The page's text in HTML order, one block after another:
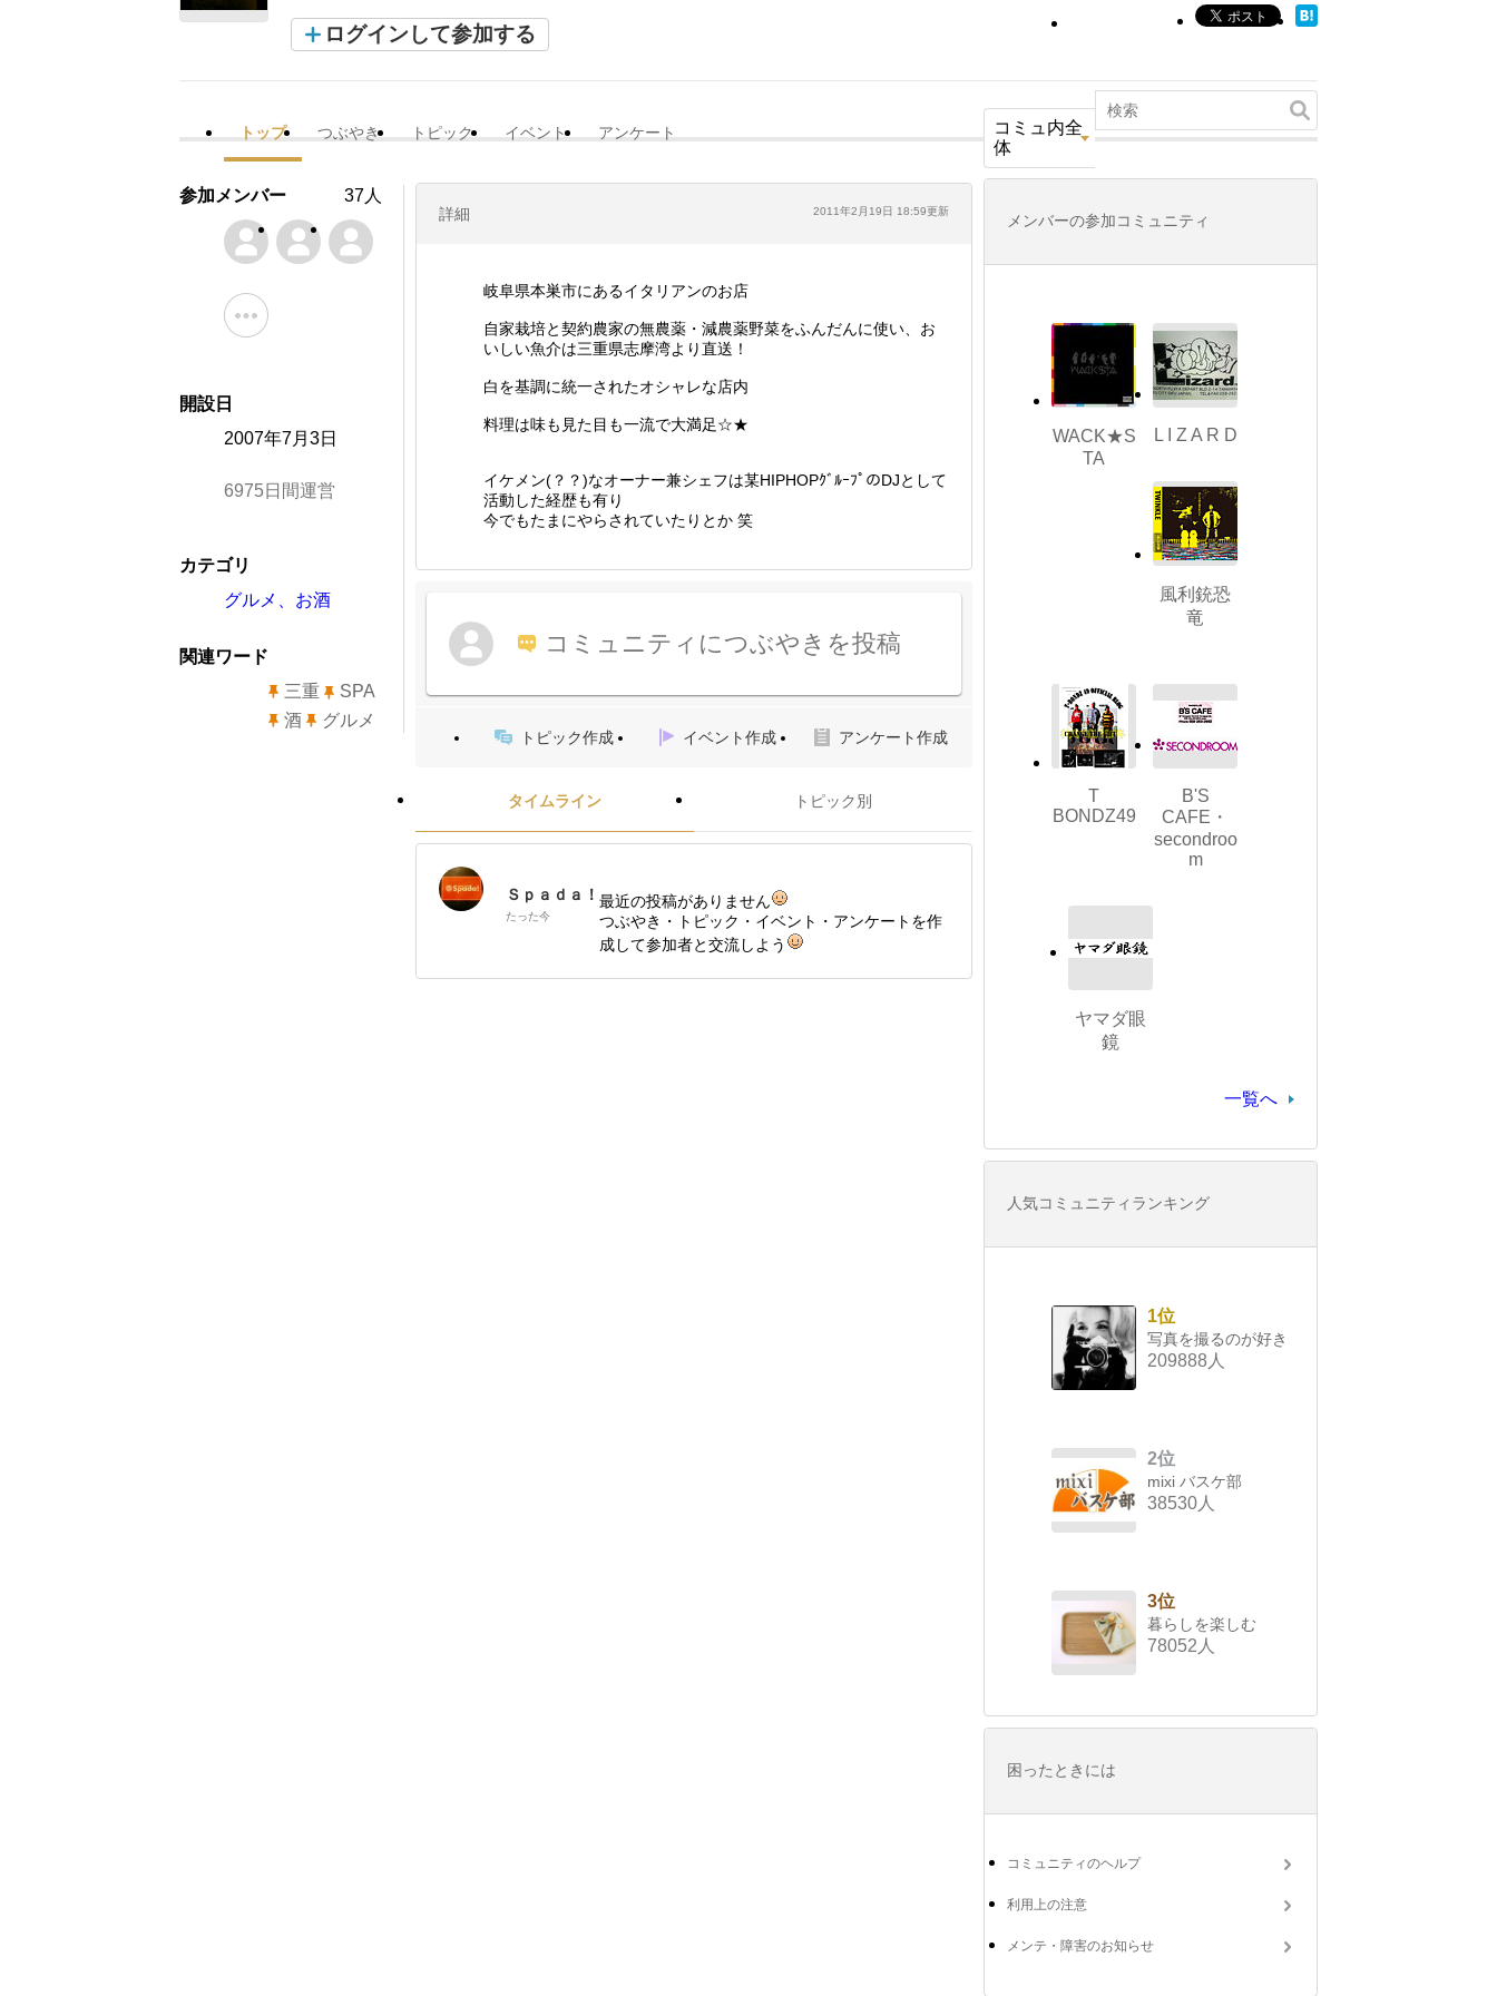
ログインして参加する
トップ つぶやき トピック イベント アンケート
コミュ内全
体
詳細 2011年2月19日 18:59更新
岐阜県本巣市にあるイタリアンのお店
自家栽培と契約農家の無農薬・減農薬野菜をふんだんに使い、お
いしい魚介は三重県志摩湾より直送！
白を基調に統一されたオシャレな店内
料理は味も見た目も一流で大満足☆★
イケメン(？？)なオーナー兼シェフは某HIPHOPｸﾞﾙｰﾌﾟのDJとして
活動した経歴も有り
今でもたまにやらされていたりとか 笑
コミュニティにつぶやきを投稿
トピック作成 イベント作成 アンケート作成
タイムライン トピック別
Ｓｐａｄａ！
たった今
最近の投稿がありません
つぶやき・トピック・イベント・アンケートを作
成して参加者と交流しよう
参加メンバー 37人
開設日
2007年7月3日
6975日間運営
カテゴリ
グルメ、お酒
関連ワード
三重
SPA
酒
グルメ
メンバーの参加コミュニティ
WACK★S
TA
L I Z A R D
風利銃恐
竜
T
BONDZ49
B'S
CAFE・
secondroo
m
ヤマダ眼
鏡
一覧へ
人気コミュニティランキング
1位
写真を撮るのが好き
209888人
2位
mixi バスケ部
38530人
3位
暮らしを楽しむ
78052人
困ったときには
コミュニティのヘルプ
利用上の注意
メンテ・障害のお知らせ